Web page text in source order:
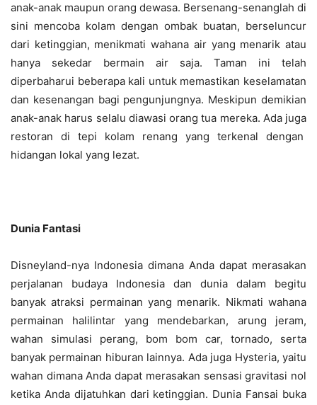
anak-anak maupun orang dewasa. Bersenang-senanglah di
sini mencoba kolam dengan ombak buatan, berseluncur
dari ketinggian, menikmati wahana air yang menarik atau
hanya sekedar bermain air saja. Taman ini telah
diperbaharui beberapa kali untuk memastikan keselamatan
dan kesenangan bagi pengunjungnya. Meskipun demikian
anak-anak harus selalu diawasi orang tua mereka. Ada juga
restoran di tepi kolam renang yang terkenal dengan
hidangan lokal yang lezat.
Dunia Fantasi
Disneyland-nya Indonesia dimana Anda dapat merasakan
perjalanan budaya Indonesia dan dunia dalam begitu
banyak atraksi permainan yang menarik. Nikmati wahana
permainan halilintar yang mendebarkan, arung jeram,
wahan simulasi perang, bom bom car, tornado, serta
banyak permainan hiburan lainnya. Ada juga Hysteria, yaitu
wahan dimana Anda dapat merasakan sensasi gravitasi nol
ketika Anda dijatuhkan dari ketinggian. Dunia Fansai buka